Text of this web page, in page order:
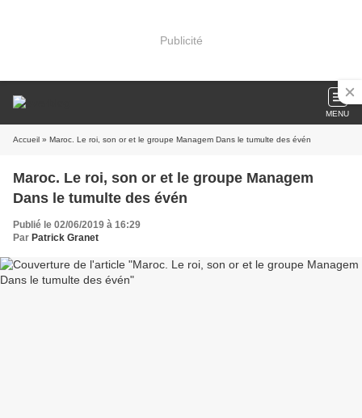
Publicité
MENU
Accueil » Maroc. Le roi, son or et le groupe Managem Dans le tumulte des évén
Maroc. Le roi, son or et le groupe Managem
Dans le tumulte des évén
Publié le 02/06/2019 à 16:29
Par Patrick Granet